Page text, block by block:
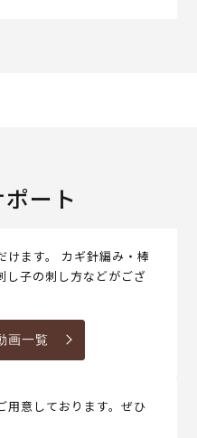
ート
けます。 カギ針編み・棒
し子の刺し方などがござ
画一覧
用意しております。ぜひ